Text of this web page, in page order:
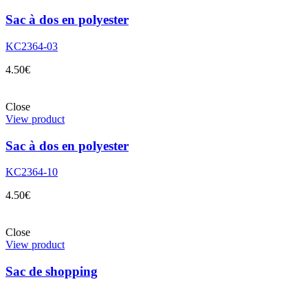
Sac à dos en polyester
KC2364-03
4.50€
Close
View product
Sac à dos en polyester
KC2364-10
4.50€
Close
View product
Sac de shopping